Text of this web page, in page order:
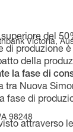
Victoria,
98248
del
di produzione
della
la fase di
Nuova
fase di
attraverso